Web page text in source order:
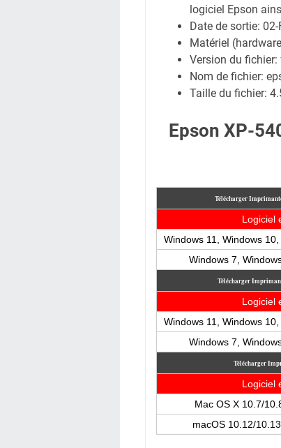
logiciel Epson
Date de sortie:
Matériel
Version du fichier:
Nom de fichier:
Taille du fichier:
Epson XP-
Télécharger
Logiciel
Windows 11, Windows
Windows 7,
Télécharger
Logiciel
Windows 11, Windows
Windows 7,
Télécharger
Logiciel
Mac OS X 10.7/
macOS 10.12/